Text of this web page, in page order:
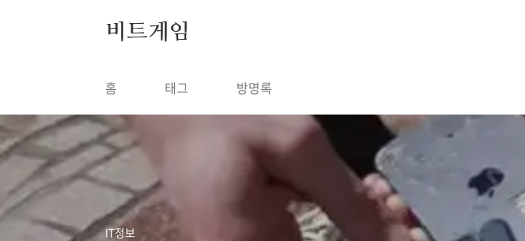
비트게임
홈 태그 방명록
IT정보